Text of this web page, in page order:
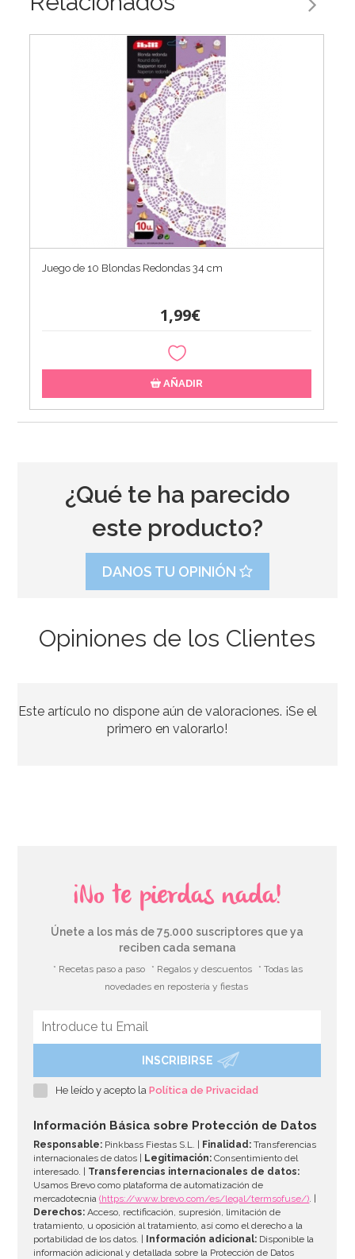
Juego de 10 Blondas Redondas 34 cm
1,99€
AÑADIR
6,95€
Caja para Tartas 40 x 40 x 15 cm de alto
AÑADIR
¿Qué te ha parecido
este producto?
DANOS TU OPINIÓN
Opiniones de los Clientes
Este artículo no dispone aún de valoraciones. ¡Se el
primero en valorarlo!
¡No te pierdas nada!
Únete a los más de 75.000 suscriptores que ya
reciben cada semana
* Recetas paso a paso * Regalos y descuentos
* Todas las
novedades en repostería y fiestas
INSCRIBIRSE
He leído y acepto laPolítica de Privacidad
Información Básica sobre Protección de Datos
Responsable: Pinkbass Fiestas S.L. | Finalidad: Transferencias
internacionales de datos |
Legitimación: Consentimiento del
interesado. | Transferencias internacionales de datos:
Usamos Brevo como plataforma de automatización de
mercadotecnia(https://www.brevo.com/es/legal/termsofuse/). |
Derechos: Acceso, rectificación, supresión, limitación de
tratamiento, u oposición al tratamiento, así como el derecho a la
portabilidad de los datos. |
Información adicional: Disponible la
información adicional y detallada sobre la Protección de Datos